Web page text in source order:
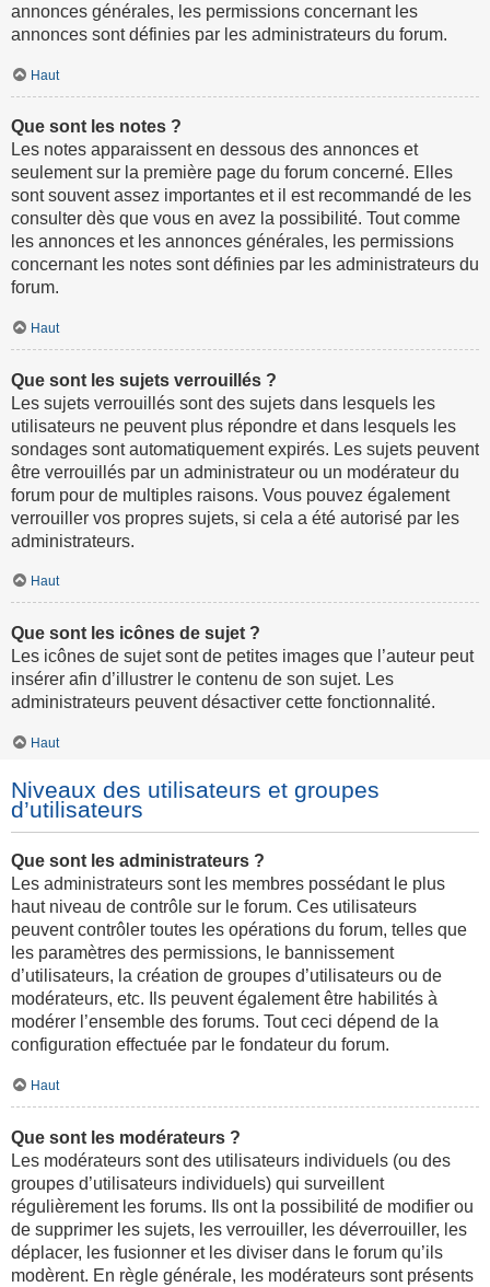
annonces générales, les permissions concernant les
annonces sont définies par les administrateurs du forum.
Haut
Que sont les notes ?
Les notes apparaissent en dessous des annonces et
seulement sur la première page du forum concerné. Elles
sont souvent assez importantes et il est recommandé de les
consulter dès que vous en avez la possibilité. Tout comme
les annonces et les annonces générales, les permissions
concernant les notes sont définies par les administrateurs du
forum.
Haut
Que sont les sujets verrouillés ?
Les sujets verrouillés sont des sujets dans lesquels les
utilisateurs ne peuvent plus répondre et dans lesquels les
sondages sont automatiquement expirés. Les sujets peuvent
être verrouillés par un administrateur ou un modérateur du
forum pour de multiples raisons. Vous pouvez également
verrouiller vos propres sujets, si cela a été autorisé par les
administrateurs.
Haut
Que sont les icônes de sujet ?
Les icônes de sujet sont de petites images que l’auteur peut
insérer afin d’illustrer le contenu de son sujet. Les
administrateurs peuvent désactiver cette fonctionnalité.
Haut
Niveaux des utilisateurs et groupes
d’utilisateurs
Que sont les administrateurs ?
Les administrateurs sont les membres possédant le plus
haut niveau de contrôle sur le forum. Ces utilisateurs
peuvent contrôler toutes les opérations du forum, telles que
les paramètres des permissions, le bannissement
d’utilisateurs, la création de groupes d’utilisateurs ou de
modérateurs, etc. Ils peuvent également être habilités à
modérer l’ensemble des forums. Tout ceci dépend de la
configuration effectuée par le fondateur du forum.
Haut
Que sont les modérateurs ?
Les modérateurs sont des utilisateurs individuels (ou des
groupes d’utilisateurs individuels) qui surveillent
régulièrement les forums. Ils ont la possibilité de modifier ou
de supprimer les sujets, les verrouiller, les déverrouiller, les
déplacer, les fusionner et les diviser dans le forum qu’ils
modèrent. En règle générale, les modérateurs sont présents